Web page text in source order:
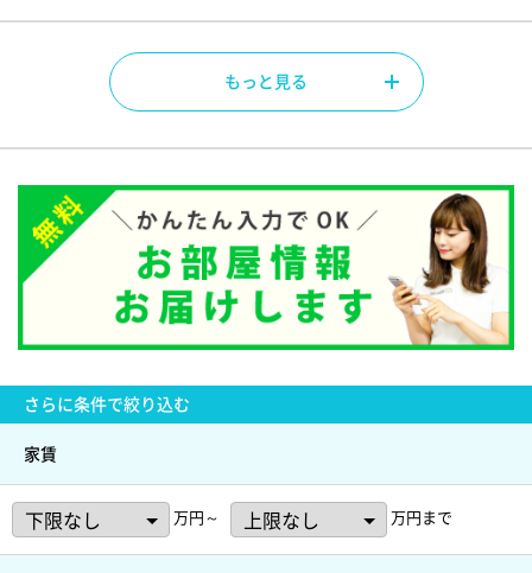
もっと見る
さらに条件で絞り込む
家賃
万円～ 万円まで